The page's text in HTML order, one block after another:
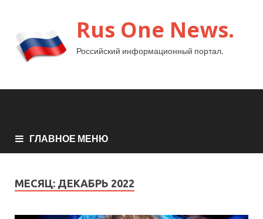
Rus One News.
Российский информационный портал.
ГЛАВНОЕ МЕНЮ
МЕСЯЦ: ДЕКАБРЬ 2022